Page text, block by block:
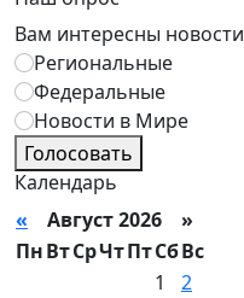
Вам интересны новости
Региональные
Федеральные
Новости в Мире
Голосовать
Календарь
« Август 2026 »
ПнВтСрЧтПтСбВс
1
2